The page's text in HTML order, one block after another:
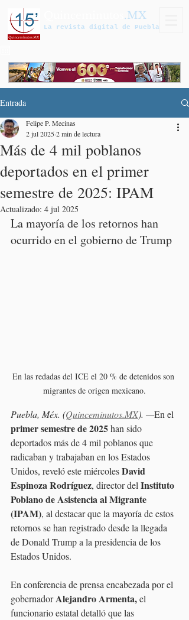
.MX
La revista digital de Puebla
Entrada
Más de 4 mil poblanos
deportados en el primer
semestre de 2025: IPAM
Felipe P. Mecinas
2 jul 20252 min de lectura
Actualizado: 4 jul 2025
La mayoría de los retornos han
ocurrido en el gobierno de Trump
En las redadas del ICE el 20 % de detenidos son
migrantes de origen mexicano.
Puebla, Méx. (Quinceminutos.MX). —En el
primer semestre de 2025 han sido
deportados más de 4 mil poblanos que
radicaban y trabajaban en los Estados
Unidos, reveló este miércoles David
Espinoza Rodríguez, director del Instituto
Poblano de Asistencia al Migrante
(IPAM), al destacar que la mayoría de estos
retornos se han registrado desde la llegada
de Donald Trump a la presidencia de los
Estados Unidos.
En conferencia de prensa encabezada por el
gobernador Alejandro Armenta, el
funcionario estatal detalló que las